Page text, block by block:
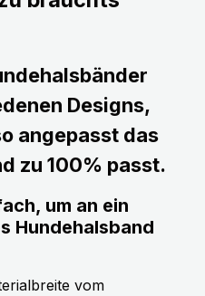
Designs,
angepasst das
zu 100% passt.
um an ein
Hundehalsband
vom